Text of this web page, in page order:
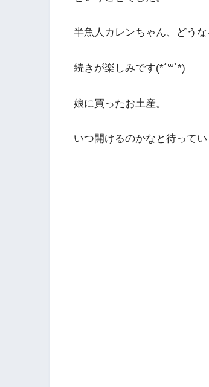
半魚人カレンちゃん、どうな
続きが楽しみです(*´꒳`*)
娘に買ったお土産。
いつ開けるのかなと待って